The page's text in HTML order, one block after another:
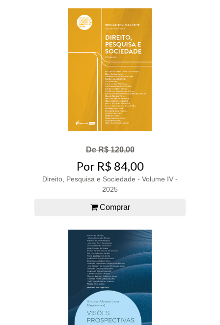
De R$ 120,00
Por R$ 84,00
Direito, Pesquisa e Sociedade - Volume IV -
2025
Comprar